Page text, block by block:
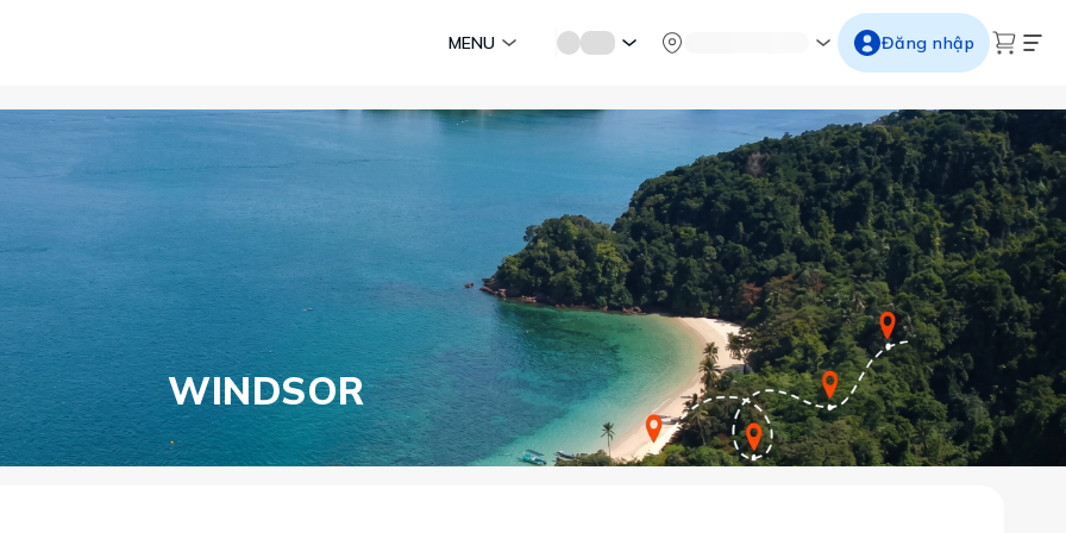
MENU Đăng nhập
Vietravel MICE
Vietravel Loyalty
WINDSOR
Từ cố đô đến thành thăng longNgắm hoa